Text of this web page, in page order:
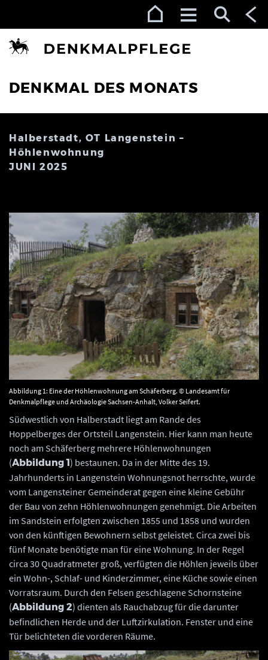
DENKMAL DES MONATS
Halberstadt, OT Langenstein –
Höhlenwohnung
JUNI 2025
Abbildung 1: Eine der Höhlenwohnung am Schäferberg. © Landesamt für
Denkmalpflege und Archäologie Sachsen-Anhalt, Volker Seifert.
Südwestlich von Halberstadt liegt am Rande des
Hoppelberges der Ortsteil Langenstein. Hier kann man heute
noch am Schäferberg mehrere Höhlenwohnungen
(Abbildung 1) bestaunen. Da in der Mitte des 19.
Jahrhunderts in Langenstein Wohnungsnot herrschte, wurde
vom Langensteiner Gemeinderat gegen eine kleine Gebühr
der Bau von zehn Höhlenwohnungen genehmigt. Die Arbeiten
im Sandstein erfolgten zwischen 1855 und 1858 und wurden
von den künftigen Bewohnern selbst geleistet. Circa zwei bis
fünf Monate benötigte man für eine Wohnung. In der Regel
circa 30 Quadratmeter groß, verfügten die Höhlen jeweils über
ein Wohn-, Schlaf- und Kinderzimmer, eine Küche sowie einen
Vorratsraum. Durch den Felsen geschlagene Schornsteine
(Abbildung 2) dienten als Rauchabzug für die darunter
befindlichen Herde und der Luftzirkulation. Fenster und eine
Tür belichteten die vorderen Räume.